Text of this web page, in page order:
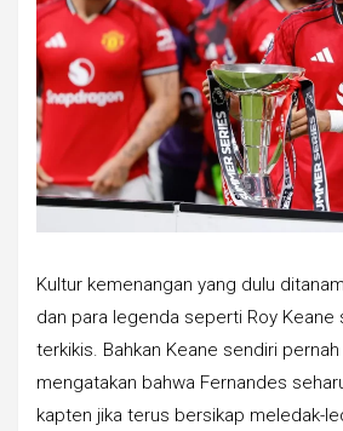
Kultur kemenangan yang dulu
dan para legenda seperti Roy Keane
terkikis. Bahkan Keane sendiri
mengatakan bahwa Fernandes
kapten jika terus bersikap meledak-